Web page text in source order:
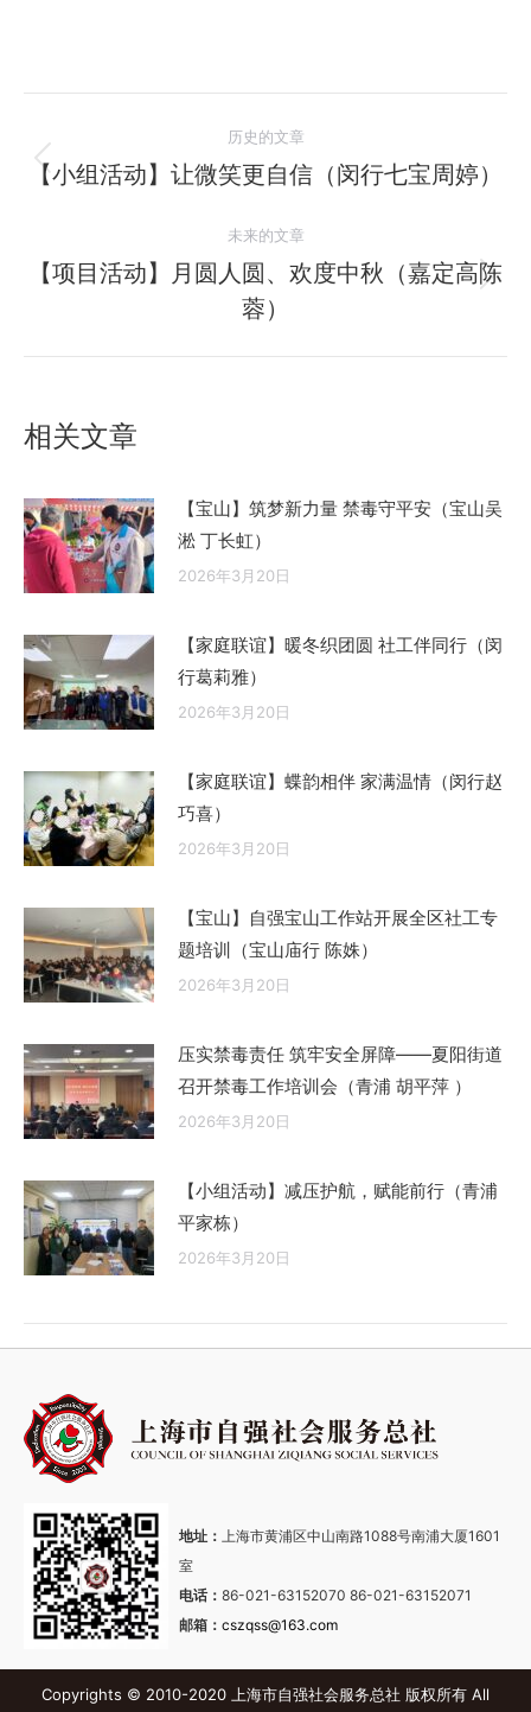
章
航
历史的文章
历
的
章：
【小组活动】让微笑更自信（闵行七宝周婷）
未来的文章
未
来
的
【项目活动】月圆人圆、欢度中秋（嘉定高陈
蓉）
相关文章
【宝山】筑梦新力量 禁毒守平安（宝山吴
淞 丁长虹）
2026年3月20日
【家庭联谊】暖冬织团圆 社工伴同行（闵
行葛莉雅）
2026年3月20日
【家庭联谊】蝶韵相伴 家满温情（闵行赵
巧喜）
2026年3月20日
【宝山】自强宝山工作站开展全区社工专
题培训（宝山庙行 陈姝）
2026年3月20日
压实禁毒责任 筑牢安全屏障——夏阳街道
召开禁毒工作培训会（青浦 胡平萍 ）
2026年3月20日
【小组活动】减压护航，赋能前行（青浦
平家栋）
2026年3月20日
地址： 上海市黄浦区中山南路1088号南浦大厦1601
室
电话： 86-021-63152070 86-021-63152071
邮箱： cszqss@163.com
Copyrights © 2010-2020 上海市自强社会服务总社 版权所有 All